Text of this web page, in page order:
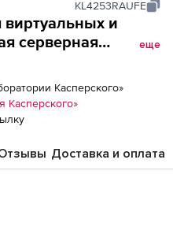
KL4253RAUFE
и
серверная
лицензия на 1
серверов
еще
Касперского»
Касперского»
Доставка и оплата